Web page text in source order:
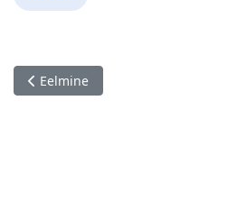
Eelmine artikkel: Leili Pärnpuu 70!
Eelmine